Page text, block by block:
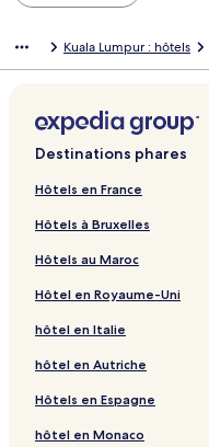
Kuala Lumpur : hôtels
Destinations phares
Hôtels en France
Hôtels à Bruxelles
Hôtels au Maroc
Hôtel en Royaume-Uni
hôtel en Italie
hôtel en Autriche
Hôtels en Espagne
hôtel en Monaco